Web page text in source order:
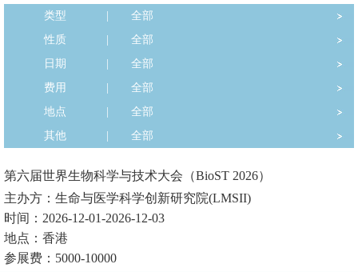
类型
全部
性质
全部
日期
全部
费用
全部
地点
全部
其他
全部
第六届世界生物科学与技术大会（BioST 2026）
主办方：生命与医学科学创新研究院(LMSII)
时间：2026-12-01-2026-12-03
地点：香港
参展费：5000-10000